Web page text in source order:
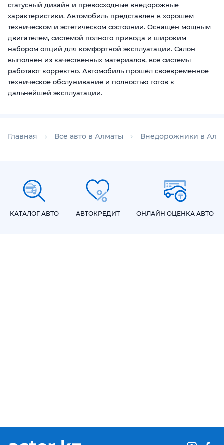
статусный дизайн и превосходные внедорожные
характеристики. Автомобиль представлен в хорошем
техническом и эстетическом состоянии. Оснащён мощным
двигателем, системой полного привода и широким
набором опций для комфортной эксплуатации. Салон
выполнен из качественных материалов, все системы
работают корректно. Автомобиль прошёл своевременное
техническое обслуживание и полностью готов к
дальнейшей эксплуатации.
Главная Все авто в Алматы Внедорожники в
КАТАЛОГ АВТО АВТОКРЕДИТ ОНЛАЙН ОЦЕНКА АВТО